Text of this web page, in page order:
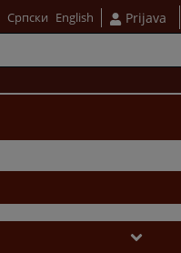
Српски English Prijava